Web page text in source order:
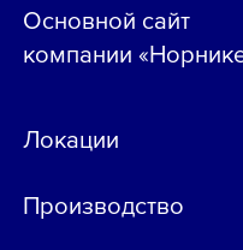
Основной сайт
компании
Локации
Производство